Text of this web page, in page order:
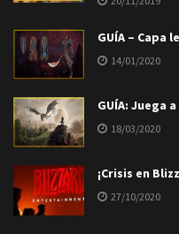
GUÍA – Capa
14/01/2020
GUÍA: Juega
18/03/2020
¡Crisis en
27/10/2020